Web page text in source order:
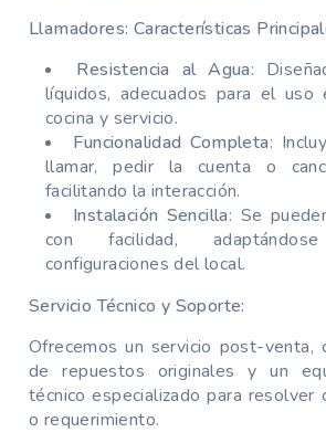
Llamadores: Características
Resistencia al Agua:
líquidos, adecuados para el uso
cocina y servicio.
Funcionalidad Completa:
llamar, pedir la cuenta o
facilitando la interacción.
Instalación Sencilla: Se
con facilidad,
configuraciones del local.
Servicio Técnico y Soporte:
Ofrecemos un servicio post-venta,
de repuestos originales y un
técnico especializado para resolver
o requerimiento.